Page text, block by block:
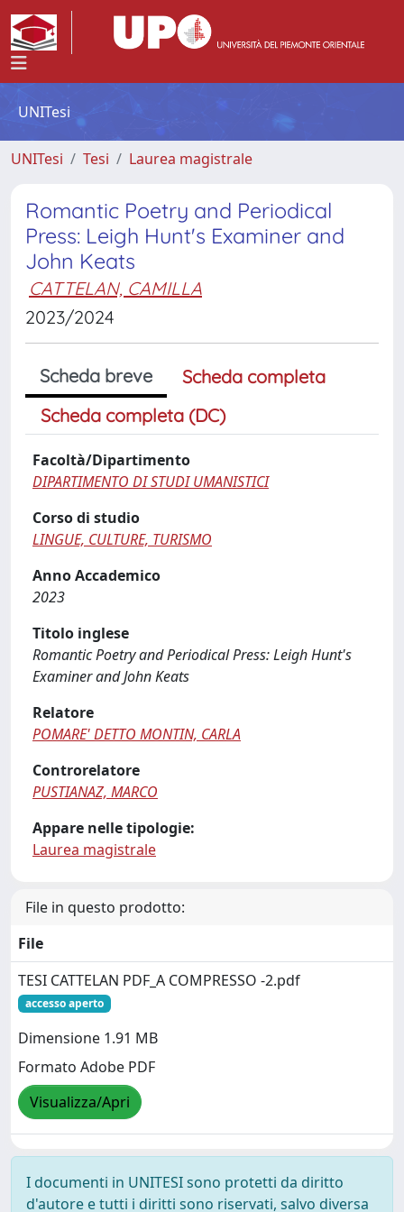
UNITesi
UNITesi Tesi Laurea magistrale
Romantic Poetry and Periodical
Press: Leigh Hunt's Examiner and
John Keats
CATTELAN, CAMILLA
2023/2024
Scheda breve
Scheda completa
Scheda completa (DC)
Facoltà/Dipartimento
DIPARTIMENTO DI STUDI UMANISTICI
Corso di studio
LINGUE, CULTURE, TURISMO
Anno Accademico
2023
Titolo inglese
Romantic Poetry and Periodical Press: Leigh Hunt's
Examiner and John Keats
Relatore
POMARE' DETTO MONTIN, CARLA
Controrelatore
PUSTIANAZ, MARCO
Appare nelle tipologie:
Laurea magistrale
File in questo prodotto:
File
TESI CATTELAN PDF_A COMPRESSO -2.pdf
accesso aperto
Dimensione 1.91 MB
Formato Adobe PDF
Visualizza/Apri
I documenti in UNITESI sono protetti da diritto
d'autore e tutti i diritti sono riservati, salvo diversa